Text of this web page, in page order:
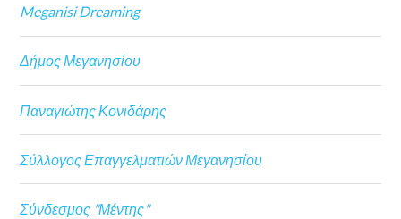
Meganisi Dreaming
Δήμος Μεγανησίου
Παναγιώτης Κονιδάρης
Σύλλογος Επαγγελματιών Μεγανησίου
Σύνδεσμος "Μέντης"